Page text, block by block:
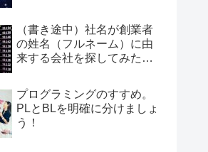
（書き途中）社名が創業者
の姓名（フルネーム）に由
来する会社を探してみた…
プログラミングのすすめ。
PLとBLを明確に分けましょ
う！